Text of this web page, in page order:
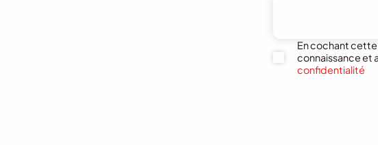
En cochant cette
connaissance et
confidentialité